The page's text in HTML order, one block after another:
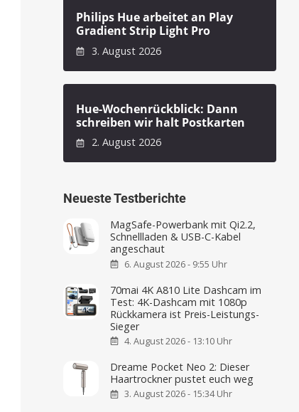
Philips Hue arbeitet an Play
Gradient Strip Light Pro
3. August 2026
Hue-Wochenrückblick: Dann
schreiben wir halt Postkarten
2. August 2026
Neueste Testberichte
MagSafe-Powerbank mit Qi2.2,
Schnellladen & USB-C-Kabel
angeschaut
6. August 2026 - 9:55 Uhr
70mai 4K A810 Lite Dashcam im
Test: 4K-Dashcam mit 1080p
Rückkamera ist Preis-Leistungs-
Sieger
4. August 2026 - 13:10 Uhr
Dreame Pocket Neo 2: Dieser
Haartrockner pustet euch weg
3. August 2026 - 15:34 Uhr